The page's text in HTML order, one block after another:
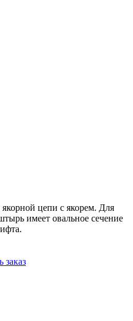
цепи с якорем. Для
имеет овальное сечение
заказ